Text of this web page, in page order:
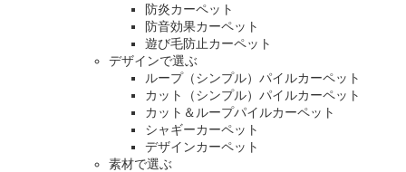
防炎カーペット
防音効果カーペット
遊び毛防止カーペット
デザインで選ぶ
ループ（シンプル）パイルカーペット
カット（シンプル）パイルカーペット
カット＆ループパイルカーペット
シャギーカーペット
デザインカーペット
素材で選ぶ